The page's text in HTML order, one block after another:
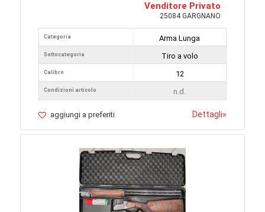
Venditore Privato
25084 GARGNANO
Categoria
Sottocategoria
Calibro
Condizioni articolo
Arma Lunga
Tiro a volo
12
n.d.
aggiungi a preferiti Dettagli»